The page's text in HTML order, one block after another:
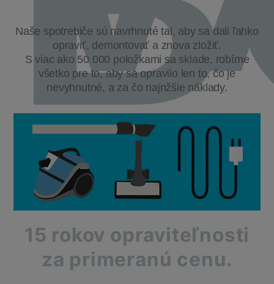
Naše spotrebiče sú navrhnuté tal, aby sa dali ľahko
opraviť, demontovať a znova zložiť.
S viac ako 50 000 položkami sa sklade, robíme
všetko pre to, aby sa opravilo len to, čo je
nevyhnutné, a za čo najnžšie náklady.
15 rokov opraviteľnosti
za primeranú cenu.